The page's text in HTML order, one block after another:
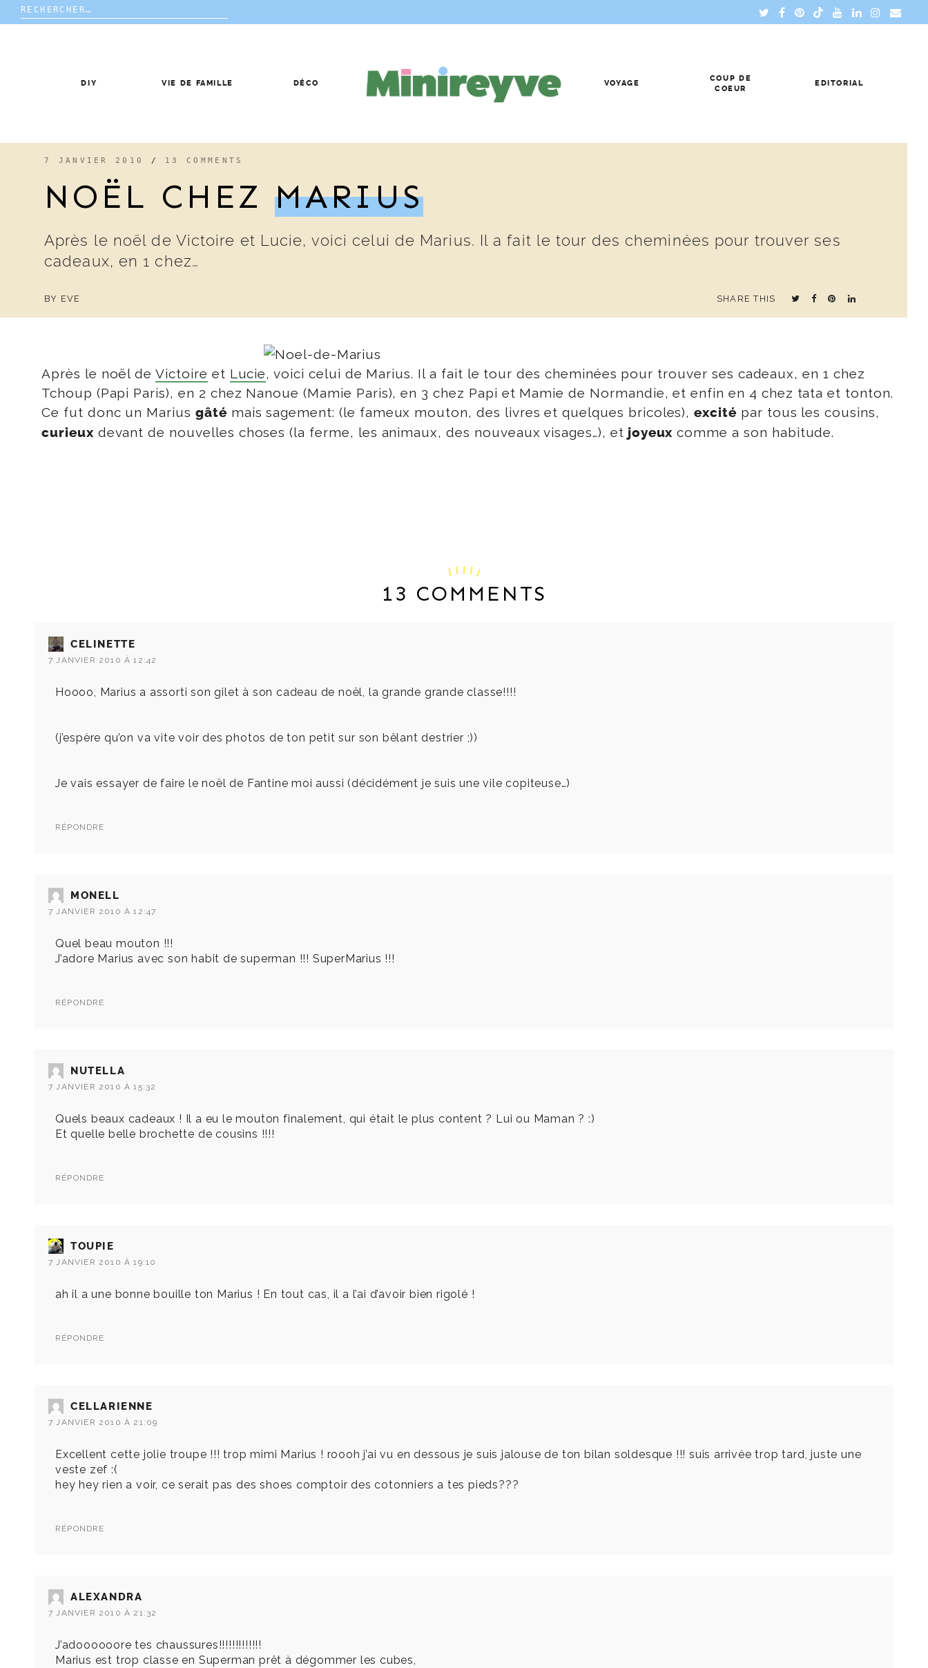
Rechercher :
DIY VIE DE FAMILLE DÉCO VOYAGE
COUP DE
COEUR
EDITORIAL
7 JANVIER 2010 / 13 COMMENTS
NOËL CHEZ MARIUS
Après le noël de Victoire et Lucie, voici celui de Marius. Il a fait le tour des cheminées pour trouver ses
cadeaux, en 1 chez…
BY EVE SHARE THIS
Après le noël deVictoire et Lucie, voici celui de Marius. Il a fait le tour des cheminées pour trouver ses cadeaux, en 1 chez
Tchoup (Papi Paris), en 2 chez Nanoue (Mamie Paris), en 3 chez Papi et Mamie de Normandie, et enfin en 4 chez tata et tonton.
Ce fut donc un Marius gâtémais sagement: (le fameux mouton, des livres et quelques bricoles),excitépar tous les cousins,
curieux devant de nouvelles choses (la ferme, les animaux, des nouveaux visages…), et joyeux comme a son habitude.
13 COMMENTS
CELINETTE
7 JANVIER 2010 À 12:42
Hoooo, Marius a assorti son gilet à son cadeau de noël, la grande grande classe!!!!
(j’espère qu’on va vite voir des photos de ton petit sur son bêlant destrier ;))
Je vais essayer de faire le noël de Fantine moi aussi (décidément je suis une vile copiteuse…)
RÉPONDRE
MONELL
7 JANVIER 2010 À 12:47
Quel beau mouton !!!
J’adore Marius avec son habit de superman !!! SuperMarius !!!
RÉPONDRE
NUTELLA
7 JANVIER 2010 À 15:32
Quels beaux cadeaux ! Il a eu le mouton finalement, qui était le plus content ? Lui ou Maman ? :)
Et quelle belle brochette de cousins !!!!
RÉPONDRE
TOUPIE
7 JANVIER 2010 À 19:10
ah il a une bonne bouille ton Marius ! En tout cas, il a l’ai d’avoir bien rigolé !
RÉPONDRE
CELLARIENNE
7 JANVIER 2010 À 21:09
Excellent cette jolie troupe !!! trop mimi Marius ! roooh j’ai vu en dessous je suis jalouse de ton bilan soldesque !!! suis arrivée trop tard, juste une
veste zef :(
hey hey rien a voir, ce serait pas des shoes comptoir des cotonniers a tes pieds???
RÉPONDRE
ALEXANDRA
7 JANVIER 2010 À 21:32
J’adoooooore tes chaussures!!!!!!!!!!!!!
Marius est trop classe en Superman prêt à dégommer les cubes,